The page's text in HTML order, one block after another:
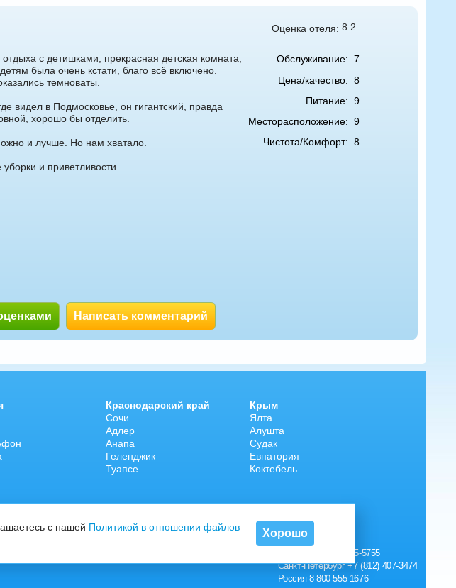
Оценка отеля: 8.2
с детишками, прекрасная детская комната,
была очень кстати, благо всё включено.
темноваты.
видел в Подмосковье, он гигантский, правда
хорошо бы отделить.
и лучше. Но нам хватало.
и приветливости.
Написать комментарий
Обслуживание: 7
Цена/качество: 8
Питание: 9
Месторасположение: 9
Чистота/Комфорт: 8
Краснодарский край
Сочи
Адлер
Анапа
Геленджик
Туапсе
Крым
Ялта
Алушта
Судак
Евпатория
Коктебель
Контакты:
+7 (495) 215-5755
Санкт-Петербург+7 (812) 407-3474
Россия 8 800 555 1676
с нашей Политикой в отношении файлов
Хорошо